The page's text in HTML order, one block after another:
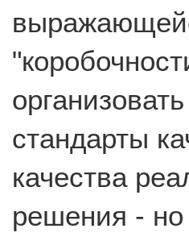
стандарты
качества
решения -